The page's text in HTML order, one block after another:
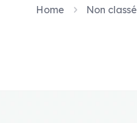
Home Non classé